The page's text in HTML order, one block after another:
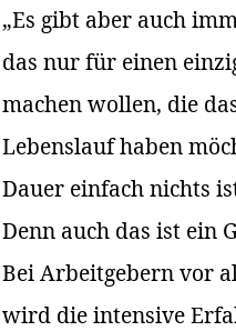
„Es gibt aber auch
das nur für einen
machen wollen, die
Lebenslauf haben
Dauer einfach nichts
Denn auch das ist ein
Bei Arbeitgebern vor
wird die intensive